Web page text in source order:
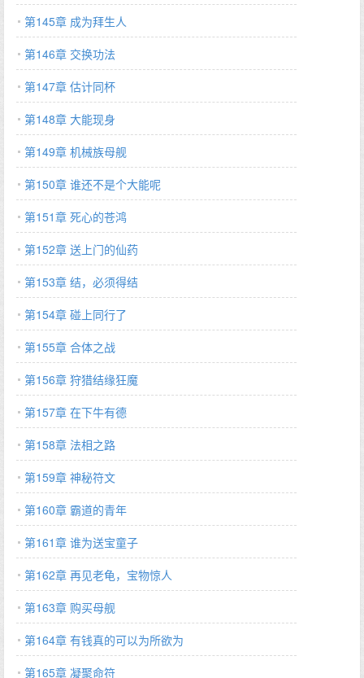
第145章 成为拜生人
第146章 交换功法
第147章 估计同杯
第148章 大能现身
第149章 机械族母舰
第150章 谁还不是个大能呢
第151章 死心的苍鸿
第152章 送上门的仙药
第153章 结，必须得结
第154章 碰上同行了
第155章 合体之战
第156章 狩猎结缘狂魔
第157章 在下牛有德
第158章 法相之路
第159章 神秘符文
第160章 霸道的青年
第161章 谁为送宝童子
第162章 再见老龟，宝物惊人
第163章 购买母舰
第164章 有钱真的可以为所欲为
第165章 凝聚命符